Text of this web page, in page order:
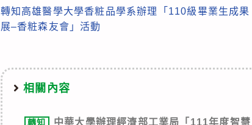
more
轉知高雄醫學大學香粧品學系辦理「110級畢業生成果
展–香粧森友會」活動
相關內容
轉知
中華大學辦理經濟部工業局「111年度智慧